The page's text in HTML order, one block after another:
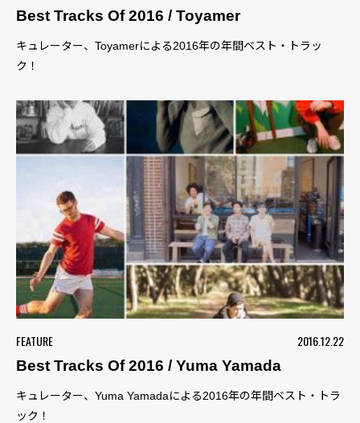
Best Tracks Of 2016 / Toyamer
キュレーター、Toyamerによる2016年の年間ベスト・トラッ
ク！
FEATURE
2016.12.22
Best Tracks Of 2016 / Yuma Yamada
キュレーター、Yuma Yamadaによる2016年の年間ベスト・トラ
ック！